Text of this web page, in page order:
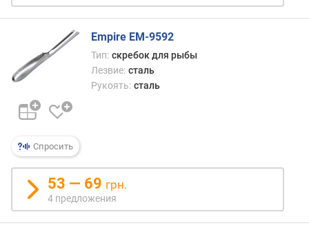
и
я
м
т
в
р
д
о
с
т
ь
Спросить
Empire EM-9592
Тип: скребок для рыбы
Лезвие: сталь
Рукоять: сталь
53 — 69 грн.
4 предложения